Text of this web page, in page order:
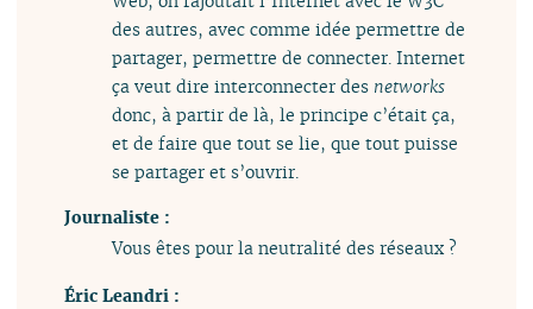
des autres, avec comme idée permettre de
partager, permettre de connecter. Internet
ça veut dire interconnecter des networks
donc, à partir de là, le principe c’était ça,
et de faire que tout se lie, que tout puisse
se partager et s’ouvrir.
Journaliste :
Vous êtes pour la neutralité des réseaux ?
Éric Leandri :